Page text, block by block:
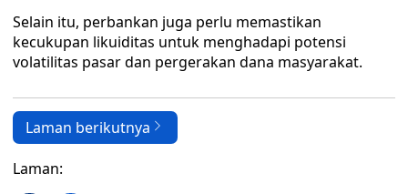
Selain itu, perbankan juga perlu memastikan
kecukupan likuiditas untuk menghadapi potensi
volatilitas pasar dan pergerakan dana masyarakat.
Laman berikutnya
Laman: